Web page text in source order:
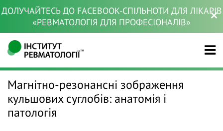
ДОЛУЧАЙТЕСЬ ДО FACEBOOK-СПІЛЬНОТИ ДЛЯ ЛІКАРІВ
«РЕВМАТОЛОГІЯ ДЛЯ ПРОФЕСІОНАЛІВ»
Магнітно-резонансні зображення
кульшових суглобів: анатомія і
патологія